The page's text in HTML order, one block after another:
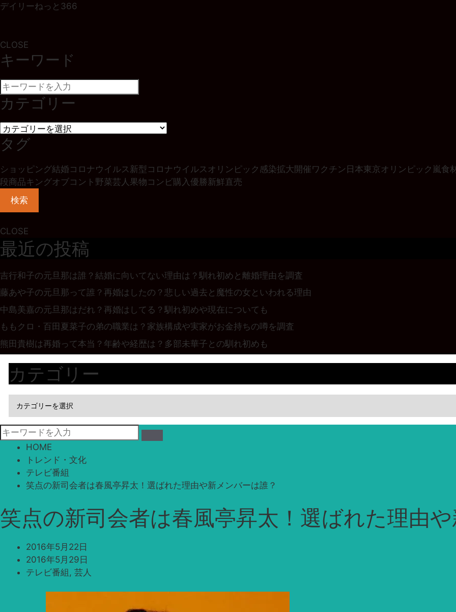
デイリーねっと366
CLOSE
キーワード
カテゴリー
タグ
ショッピング結婚 コロナウイルス 新型コロナウイルス オリンピック 感染拡大開催ワクチン 日本東京オリンピック 嵐 食
段商品キングオブコント 野菜芸人 果物 コンビ購入 優勝新鮮直売
検索
CLOSE
最近の投稿
吉行和子の元旦那は誰？結婚に向いてない理由は？馴れ初めと離婚理由を調査
藤あや子の元旦那って誰？再婚はしたの？悲しい過去と魔性の女といわれる理由
中島美嘉の元旦那はだれ？再婚はしてる？馴れ初めや現在についても
ももクロ・百田夏菜子の弟の職業は？家族構成や実家がお金持ちの噂を調査
熊田貴樹は再婚って本当？年齢や経歴は？多部未華子との馴れ初めも
カテゴリー
HOME
トレンド・文化
テレビ番組
笑点の新司会者は春風亭昇太！選ばれた理由や新メンバーは誰？
笑点の新司会者は春風亭昇太！選ばれた理由
2016年5月22日
2016年5月29日
テレビ番組 , 芸人